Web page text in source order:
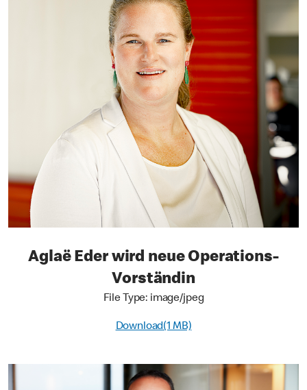
Aglaë Eder wird neue Operations-
Vorständin
File Type: image/jpeg
Download(1 MB)